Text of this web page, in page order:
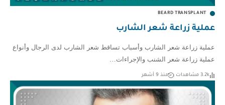
BEARD TRANSPLANT
عملية زراعة شعر الشارب
عملية زراعة شعر الشارب وأسباب تساقط شعر الشارب لدى الرجال وأنواع
عملية زراعة شعر الشنب والإجراءات…
3.2k مشاهدات منذ 9 أشهر